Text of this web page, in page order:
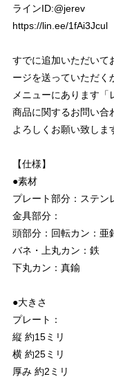
ラインID:@jerev
https://lin.ee/1fAi3Jcul
すでに追加いただいて
ージを送っていただく
メニューにあります「
商品に関するお問い合
よろしくお願い致しま
【仕様】
●素材
プレート部分：ステン
金具部分：
頭部分：回転カン：亜
バネ・上丸カン：鉄
下丸カン：真鍮
●大きさ
プレート：
縦 約15ミリ
横 約25ミリ
厚み 約2ミリ